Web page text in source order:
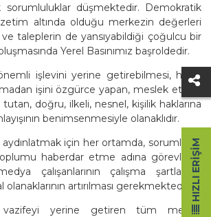
sorumluluklar düşmektedir. Demokratik
altında olduğu merkezin değerleri
ve taleplerin de yansıyabildiği çoğulcu bir
Yerel Basınımız başroldedir.
işlevini yerine getirebilmesi, hiçbir
işini özgürce yapan, meslek etiğini
doğru, ilkeli, nesnel, kişilik haklarına
benimsenmesiyle olanaklıdır.
için her ortamda, sorumluluk
haberdar etme adına görevlerini
çalışanlarının çalışma şartlarının
artırılması gerekmektedir.
yerine getiren tüm medya
HIZLI ERIŞIM